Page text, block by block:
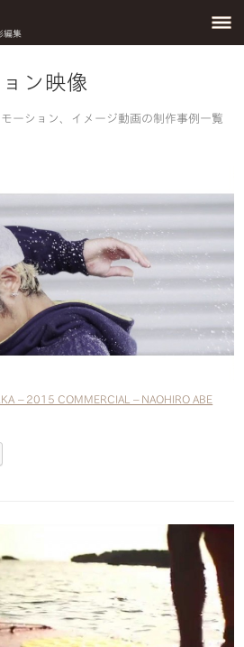
編集
ン映像
ーション、イメージ動画の制作事例一覧
– 2015 COMMERCIAL – NAOHIRO ABE